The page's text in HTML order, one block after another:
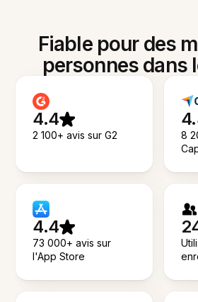
Fiable pour des
personnes dans
4.4
2 100+ avis sur G2
8
4.4
73 000+ avis sur
l'App Store